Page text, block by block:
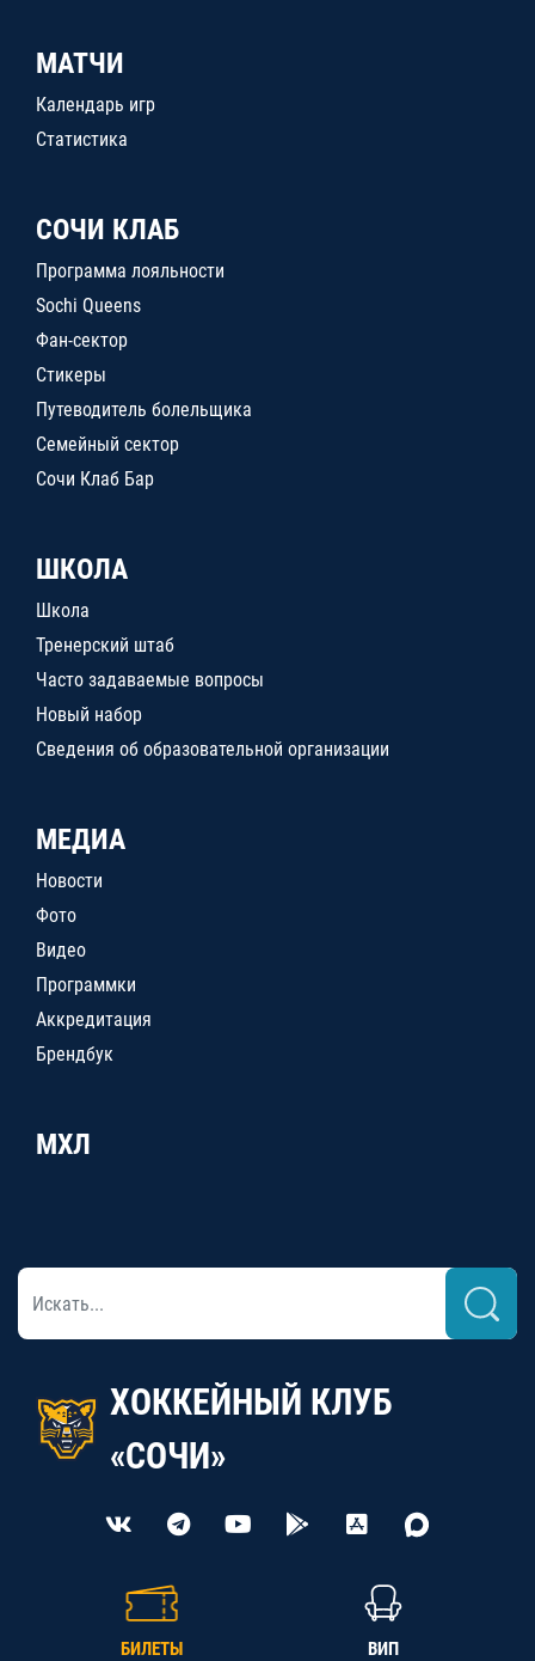
МАТЧИ
Календарь игр
Статистика
СОЧИ КЛАБ
Программа лояльности
Sochi Queens
Фан-сектор
Стикеры
Путеводитель болельщика
Семейный сектор
Сочи Клаб Бар
ШКОЛА
Школа
Тренерский штаб
Часто задаваемые вопросы
Новый набор
Сведения об образовательной организации
МЕДИА
Новости
Фото
Видео
Программки
Аккредитация
Брендбук
МХЛ
ХОККЕЙНЫЙ КЛУБ
«СОЧИ»
БИЛЕТЫ ВИП